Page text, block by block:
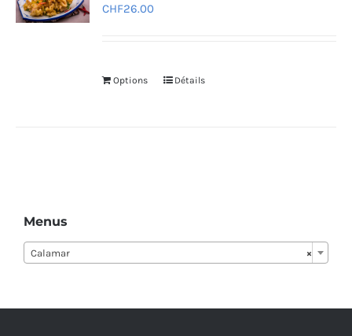
CHF26.00
Options Détails
Menus
×
Calamar